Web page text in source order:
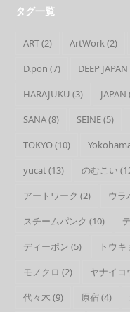
タグ一覧
ART(2) ArtWork(2)
D.pon (7) DEEP JAPAN
HARAJUKU (3) JAPAN
SANA(8) SEINE(5)
TOKYO(10)
yucat(13) のむこい
アートワーク (2) ウラ
スチームパンク (10)
ディーポン (5) トウキ
モノクロ (2) ヤナイコ
代々木 (9) 原宿 (4)